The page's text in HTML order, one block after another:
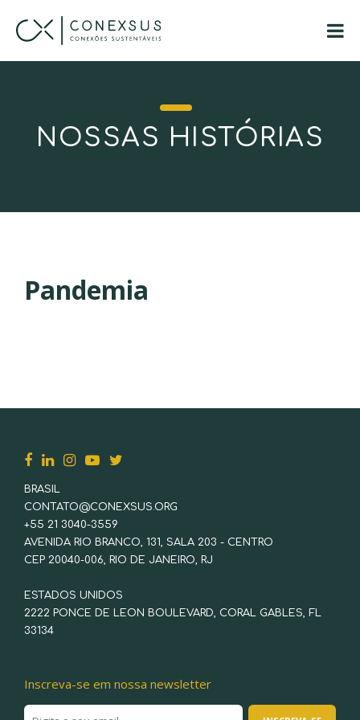
NOSSAS HISTÓRIAS
Pandemia
BRASIL
CONTATO@CONEXSUS.ORG
+55 21 3040-3559
AVENIDA RIO BRANCO, 131, SALA 203 - CENTRO
CEP 20040-006, RIO DE JANEIRO, RJ
ESTADOS UNIDOS
2222 PONCE DE LEON BOULEVARD, CORAL GABLES, FL
33134
Inscreva-se em nossa newsletter